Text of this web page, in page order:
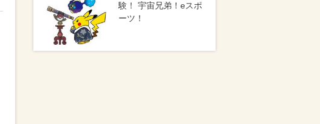
験！ 宇宙兄弟！eスポ
ーツ！